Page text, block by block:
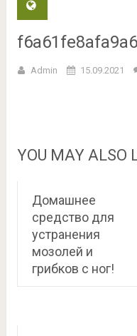
Admin 15.09.2021
YOU MAY ALSO
Домашнее
средство для
устранения
мозолей и
грибков с ног!